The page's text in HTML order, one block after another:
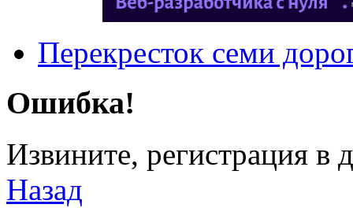
Перекресток семи
Ошибка!
Извините, регистрация в
Назад